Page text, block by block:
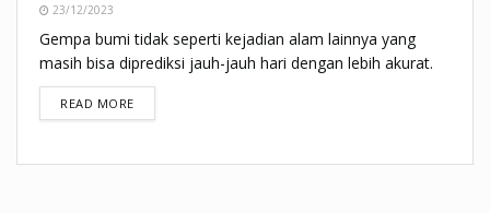
23/12/2023
Gempa bumi tidak seperti kejadian alam lainnya yang
masih bisa diprediksi jauh-jauh hari dengan lebih akurat.
READ MOREDETAILS